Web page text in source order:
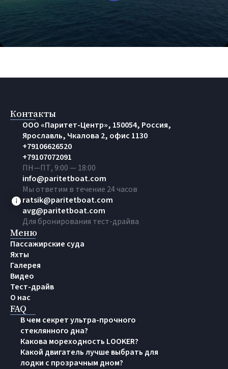
Контакты
OOO «Паритет-Центр», 150054, Россия,
Ярославль, Чкалова 2, офис 1130
+79106626520
+79107072091
ПН—ПТ, 9:00 — 18:00
info@paritetboat.com
Мы ответим в течение 24 часов
ratsik@paritetboat.com
avg@paritetboat.com
Для бронирования тест-драйва
Меню
Пассажирские суда
Яхты
Галерея
Видео
Тест-драйв
О нас
FAQ
В чем секрет ультра-прочного
стеклянного дна?
Какова мореходность LOOKER?
Какой двигатель лучше выбрать для
лодки с прозрачным дном?